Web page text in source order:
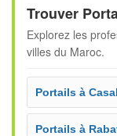
Trouver
Explorez les
villes du Maroc.
Portails à
Portails à